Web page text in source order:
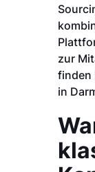
zur
finden
in